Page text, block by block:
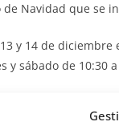
Navidad que se
y 14 de
sábado de 10:30
de esta